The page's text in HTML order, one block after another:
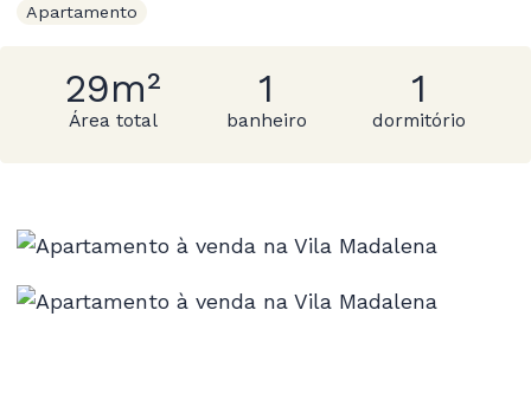
Apartamento
29m²
Área total
1
banheiro
1
dormitório